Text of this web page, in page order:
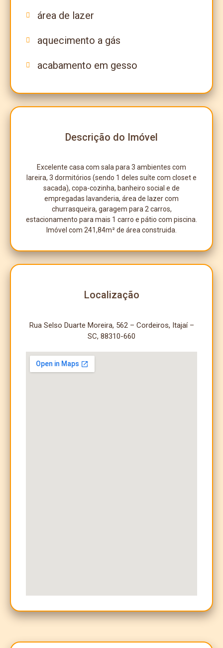
área de lazer
aquecimento a gás
acabamento em gesso
Descrição do Imóvel
Excelente casa com sala para 3 ambientes com
lareira, 3 dormitórios (sendo 1 deles suíte com closet e
sacada), copa-cozinha, banheiro social e de
empregadas lavanderia, área de lazer com
churrasqueira, garagem para 2 carros,
estacionamento para mais 1 carro e pátio com piscina.
Imóvel com 241,84m² de área construida.
Localização
Rua Selso Duarte Moreira, 562 – Cordeiros, Itajaí –
SC, 88310-660